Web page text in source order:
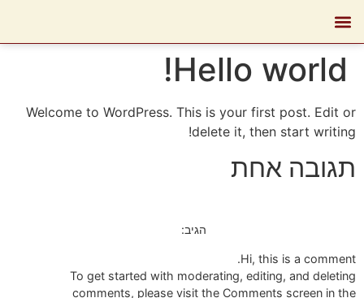
Hello world!
Welcome to WordPress. This is your first post. Edit or
delete it, then start writing!
תגובה אחת
הגיב:
Hi, this is a comment.
To get started with moderating, editing, and deleting
comments, please visit the Comments screen in the